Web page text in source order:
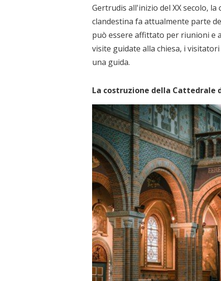
Gertrudis all'inizio del XX secolo, la
clandestina fa attualmente parte
può essere affittato per riunioni e
visite guidate alla chiesa, i
una guida.
La costruzione della Cattedrale